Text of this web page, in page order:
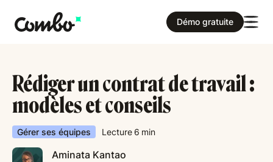
Démo gratuite
Rédiger un contrat de travail :
modèles et conseils
Gérer ses équipes Lecture 6 min
Aminata Kantao